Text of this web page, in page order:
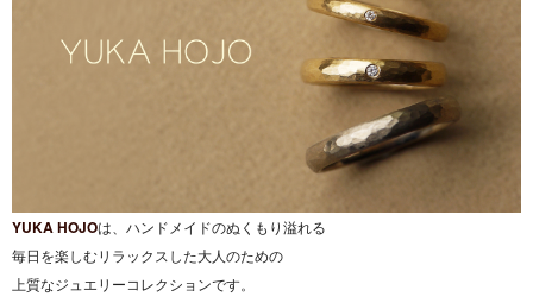
YUKA HOJOは、ハンドメイドのぬくもり溢れる
毎日を楽しむリラックスした大人のための
上質なジュエリーコレクションです。